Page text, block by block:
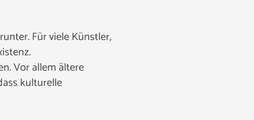
Für viele Künstler,
Vor allem ältere
kulturelle